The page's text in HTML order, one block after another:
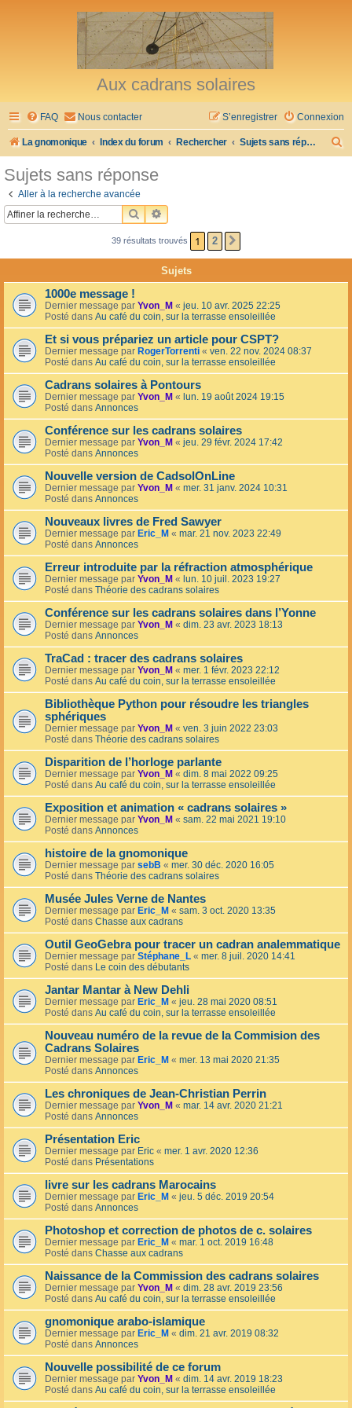
Aux cadrans solaires
FAQ Nous contacter Connexion
S’enregistrer
La gnomonique Index du forum Rechercher Sujets sans réponse
h
r
Sujets sans réponse
Aller à la recherche avancée
RECHERCHER
RECHERCHE AVANCÉE
39 résultats trouvés 1 2
Sujets
1000e message !
Dernier message par Yvon_M « jeu. 10 avr. 2025 22:25
Posté dans Au café du coin, sur la terrasse ensoleillée
Et si vous prépariez un article pour CSPT?
Dernier message par RogerTorrenti « ven. 22 nov. 2024 08:37
Posté dans Au café du coin, sur la terrasse ensoleillée
Cadrans solaires à Pontours
Dernier message par Yvon_M « lun. 19 août 2024 19:15
Posté dans Annonces
Conférence sur les cadrans solaires
Dernier message par Yvon_M « jeu. 29 févr. 2024 17:42
Posté dans Annonces
Nouvelle version de CadsolOnLine
Dernier message par Yvon_M « mer. 31 janv. 2024 10:31
Posté dans Annonces
Nouveaux livres de Fred Sawyer
Dernier message par Eric_M « mar. 21 nov. 2023 22:49
Posté dans Annonces
Erreur introduite par la réfraction atmosphérique
Dernier message par Yvon_M « lun. 10 juil. 2023 19:27
Posté dans Théorie des cadrans solaires
Conférence sur les cadrans solaires dans l’Yonne
Dernier message par Yvon_M « dim. 23 avr. 2023 18:13
Posté dans Annonces
TraCad : tracer des cadrans solaires
Dernier message par Yvon_M « mer. 1 févr. 2023 22:12
Posté dans Au café du coin, sur la terrasse ensoleillée
Bibliothèque Python pour résoudre les triangles
sphériques
Dernier message par Yvon_M « ven. 3 juin 2022 23:03
Posté dans Théorie des cadrans solaires
Disparition de l’horloge parlante
Dernier message par Yvon_M « dim. 8 mai 2022 09:25
Posté dans Au café du coin, sur la terrasse ensoleillée
Exposition et animation « cadrans solaires »
Dernier message par Yvon_M « sam. 22 mai 2021 19:10
Posté dans Annonces
histoire de la gnomonique
Dernier message par sebB « mer. 30 déc. 2020 16:05
Posté dans Théorie des cadrans solaires
Musée Jules Verne de Nantes
Dernier message par Eric_M « sam. 3 oct. 2020 13:35
Posté dans Chasse aux cadrans
Outil GeoGebra pour tracer un cadran analemmatique
Dernier message par Stéphane_L « mer. 8 juil. 2020 14:41
Posté dans Le coin des débutants
Jantar Mantar à New Dehli
Dernier message par Eric_M « jeu. 28 mai 2020 08:51
Posté dans Au café du coin, sur la terrasse ensoleillée
Nouveau numéro de la revue de la Commision des
Cadrans Solaires
Dernier message par Eric_M « mer. 13 mai 2020 21:35
Posté dans Annonces
Les chroniques de Jean-Christian Perrin
Dernier message par Yvon_M « mar. 14 avr. 2020 21:21
Posté dans Annonces
Présentation Eric
Dernier message par Eric « mer. 1 avr. 2020 12:36
Posté dans Présentations
livre sur les cadrans Marocains
Dernier message par Eric_M « jeu. 5 déc. 2019 20:54
Posté dans Annonces
Photoshop et correction de photos de c. solaires
Dernier message par Eric_M « mar. 1 oct. 2019 16:48
Posté dans Chasse aux cadrans
Naissance de la Commission des cadrans solaires
Dernier message par Yvon_M « dim. 28 avr. 2019 23:56
Posté dans Au café du coin, sur la terrasse ensoleillée
gnomonique arabo-islamique
Dernier message par Eric_M « dim. 21 avr. 2019 08:32
Posté dans Annonces
Nouvelle possibilité de ce forum
Dernier message par Yvon_M « dim. 14 avr. 2019 18:23
Posté dans Au café du coin, sur la terrasse ensoleillée